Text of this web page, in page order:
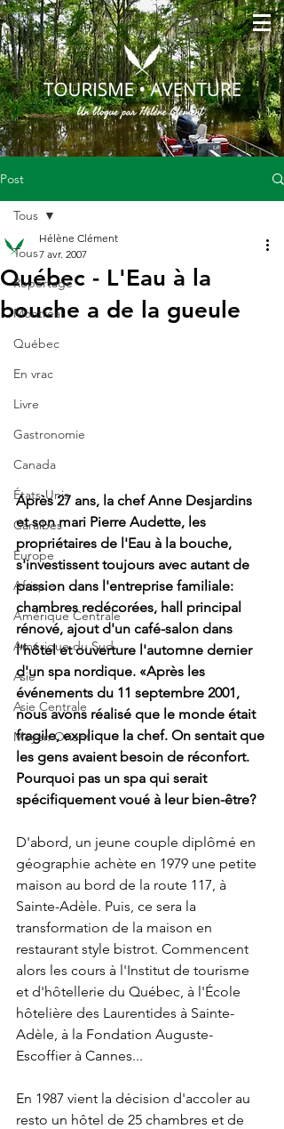
Post
Tous
Reportage
Montréal
Québec
En vrac
Livre
Gastronomie
Canada
États-Unis
Caraïbes
Europe
Afrique
Amérique Centrale
Amérique du Sud
Asie
Asie Centrale
Moyen Orient
Tous
Québec - L'Eau à la
bouche a de la gueule
Hélène Clément
7 avr. 2007
Après 27 ans, la chef Anne Desjardins
et son mari Pierre Audette, les
propriétaires de l'Eau à la bouche,
s'investissent toujours avec autant de
passion dans l'entreprise familiale:
chambres redécorées, hall principal
rénové, ajout d'un café-salon dans
l'hôtel et ouverture l'automne dernier
d'un spa nordique. «Après les
événements du 11 septembre 2001,
nous avons réalisé que le monde était
fragile, explique la chef. On sentait que
les gens avaient besoin de réconfort.
Pourquoi pas un spa qui serait
spécifiquement voué à leur bien-être?
D'abord, un jeune couple diplômé en
géographie achète en 1979 une petite
maison au bord de la route 117, à
Sainte-Adèle. Puis, ce sera la
transformation de la maison en
restaurant style bistrot. Commencent
alors les cours à l'Institut de tourisme
et d'hôtellerie du Québec, à l'École
hôtelière des Laurentides à Sainte-
Adèle, à la Fondation Auguste-
Escoffier à Cannes...
En 1987 vient la décision d'accoler au
resto un hôtel de 25 chambres et de